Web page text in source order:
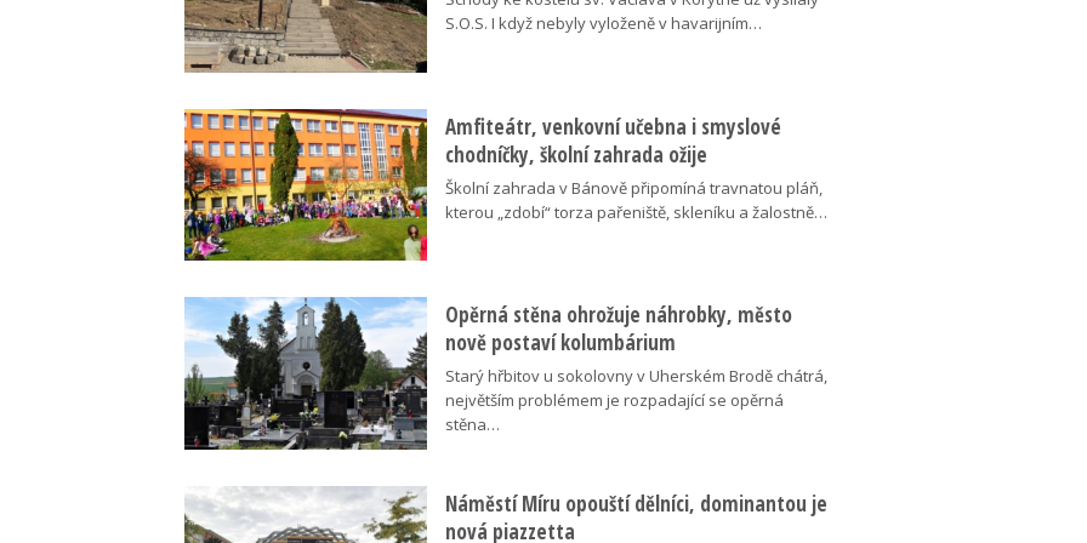
S.O.S. I když nebyly vyloženě v havarijním…
Amfiteátr, venkovní učebna i smyslové
chodníčky, školní zahrada ožije
Školní zahrada v Bánově připomíná travnatou pláň,
kterou „zdobí“ torza pařeniště, skleníku a žalostně…
Opěrná stěna ohrožuje náhrobky, město
nově postaví kolumbárium
Starý hřbitov u sokolovny v Uherském Brodě chátrá,
největším problémem je rozpadající se opěrná
stěna…
Náměstí Míru opouští dělníci, dominantou je
nová piazzetta